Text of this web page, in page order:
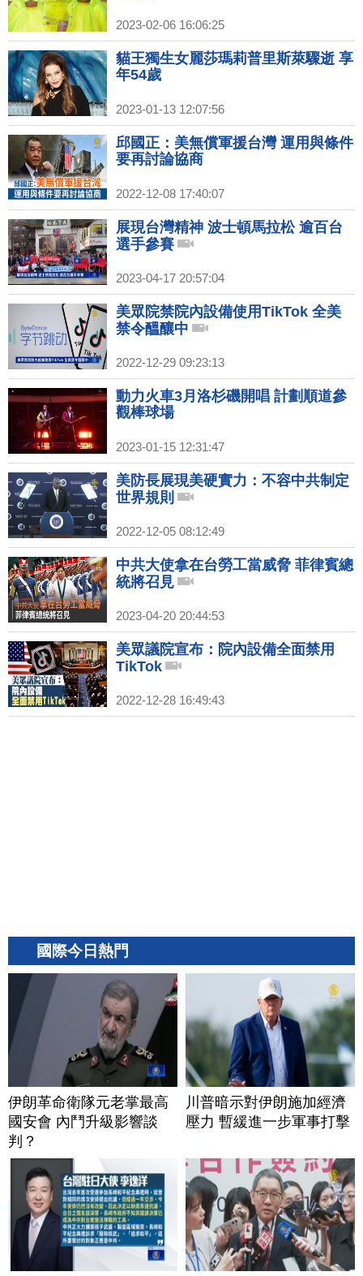
2023-02-06 16:06:25
貓王獨生女麗莎瑪莉普里斯萊驟逝 享
年54歲
2023-01-13 12:07:56
邱國正：美無償軍援台灣 運用與條件
要再討論協商
2022-12-08 17:40:07
展現台灣精神 波士頓馬拉松 逾百台
選手參賽
2023-04-17 20:57:04
美眾院禁院內設備使用TikTok 全美
禁令醞釀中
2022-12-29 09:23:13
動力火車3月洛杉磯開唱 計劃順道參
觀棒球場
2023-01-15 12:31:47
美防長展現美硬實力：不容中共制定
世界規則
2022-12-05 08:12:49
中共大使拿在台勞工當威脅 菲律賓總
統將召見
2023-04-20 20:44:53
美眾議院宣布：院內設備全面禁用
TikTok
2022-12-28 16:49:43
國際今日熱門
伊朗革命衛隊元老掌最高
國安會 內鬥升級影響談
判？
川普暗示對伊朗施加經濟
壓力 暫緩進一步軍事打擊